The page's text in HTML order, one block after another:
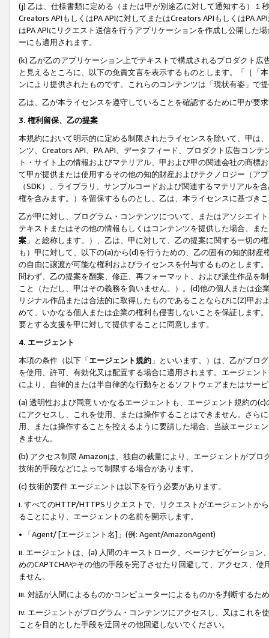
(j) 乙は、仕様書類に定める（または甲が別途乙に対して通知する）
Creators APIもしくはPA APIに対してまたはCreators APIもしくはPA
はPA APIにリクエスト送信を行うアプリケーションを作成し公開した
ーにも適用されます。
(k) 乙が乙のアプリケーション上でテキストで構成されるプロダクト
と見えるところに、以下の免責文言を表示するものとします。「［「
ンにより提供されたものです。これらのコンテンツは「現状有姿」で
乙は、乙が本ライセンスを遵守していることを確認するために甲が要
3. 権利留保、乙の提案
本規約において明示的に定める制限されたライセンスを除いて、甲は
ンツ、Creators API、PA API、データフィード、プロダクト広告コン
ト・サイト上の情報およびマテリアル、甲および甲の関連会社の商
て甲が提供または使用するその他の知的財産およびテクノロジー（ア
（SDK）、ライブラリ、サンプルコードおよび関連するマテリアル
権を含みます。）を留保するものとし、乙は、本ライセンスに基づき
乙が甲に対し、プログラム・コンテンツについて、またはアソシエイ
テキストまたはその他の情報もしくはコンテンツを提供した場合、ま
案 」と総称します。）、乙は、甲に対して、乙の提案に関する一切
も）甲に対して、以下の(a)から(d)を行うための、乙の固有の知的財
の自由に譲渡が可能な権利およびライセンスを付与するものとします
問わず、乙の提案を翻案、修正、再フォーマット、および派生作品を
こと（ただし、甲はその義務を負いません。）。(d)他の個人または
リジナル作品または合法的に取得したものであることならびに(Z)甲
めて、いかなる個人または企業の権利も侵害しないことを保証します
要とする支援を甲に対して提供することに同意します。
4. エージェント
本項の条件（以下「エージェント規約 」といいます。）は、乙がプロ
を使用、許可、有効化又は配置する場合に適用されます。エージェン
により、自律的または半自律的な行動をとるソフトウェアまたはサー
(a) 透明性および同意 いかなるエージェントも、エージェント規約の
にアクセスし、これを使用、または操作することはできません。さら
用、または操作することを控えるように要請した場合、当該エージェ
きません。
(b) アクセス制限 Amazonは、独自の裁量により、エージェントがプ
技術的手段などによって制限する場合があります。
(c) 技術的要件 エージェントは以下を行う必要があります。
i. すべてのHTTP/HTTPSリクエストで、リクエストがエージェントか
ることにより、エージェントの名前を開示します。
• 「Agent/ [エージェント名]」(例: Agent/AmazonAgent)
ii. エージェントは、(a) 人間のキーストローク、ページナビゲーショ
めのCAPTCHAやその他の手段を完了させたり回避して、アクセス、
ません。
iii. 対話が人間によるものかコンピューターによるものかを判断するた
iv. エージェントがプログラム・コンテンツにアクセスし、又はこれ
ことを目的とした手段を迂回その他回避しないでください。